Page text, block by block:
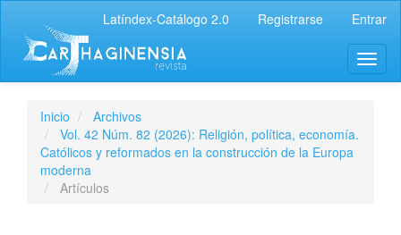
Latíndex-Catálogo 2.0 Registrarse Entrar
Inicio
Archivos
Vol. 42 Núm. 82 (2026): Religión, política, economía.
Católicos y reformados en la construcción de la Europa
moderna
Artículos